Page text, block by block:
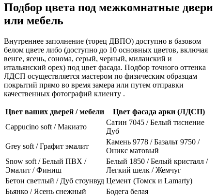
Подбор цвета под межкомнатные двери
или мебель
Внутреннее заполнение (торец ДВПО) доступно в базовом
белом цвете либо (доступно до 10 основных цветов, включая
венге, ясень, сонома, серый, черный, миланский и
итальянский орех) под цвет фасада. Подбор точного оттенка
ЛДСП осуществляется мастером по физическим образцам
покрытий прямо во время замера или путем отправки
качественных фотографий клиенту .
Цвет ваших дверей / мебели
Цвет фасада арки (ЛДСП)
Cappucino soft / Макиато
Сатин 7045 / Белый тиснение
Дуб
Grey soft / Графит эмалит
Камень 9778 / Базальт 9750 /
Оникс матовый
Snow soft / Белый ПВХ /
Эмалит / Финиш
Белый 1850 / Белый кристалл /
Легкий шелк / Жемчуг
Бетон светлый / Дуб стоунвуд Цемент (Томск и Lamarty)
Бьянко / Ясень снежный
Бодега белая